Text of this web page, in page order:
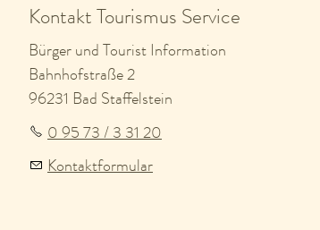
Kontakt Tourismus Service
Bürger und Tourist Information
Bahnhofstraße 2
96231 Bad Staffelstein
0 95 73 / 3 31 20
Kontaktformular